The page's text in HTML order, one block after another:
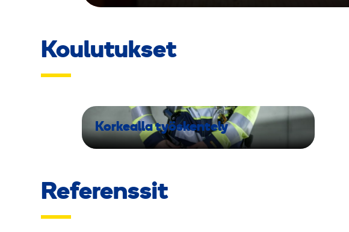
Koulutukset
Korkealla työskentely
Referenssit